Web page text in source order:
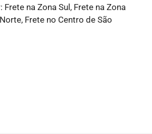
na Zona Sul, Frete na Zona
Frete no Centro de São